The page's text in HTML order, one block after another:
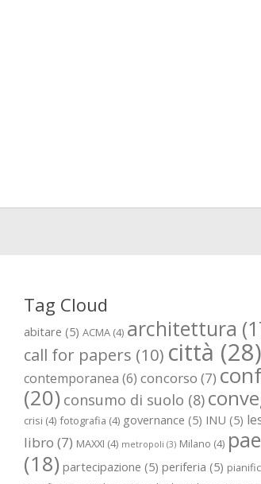
Tag Cloud
abitare (5) ACMA(4) architettura
call for papers (10) città (28)
contemporanea (6) concorso (7)
(20) consumo di suolo (8)
crisi (4) fotografia (4) governance (5) INU (5)
libro (7) MAXXI (4) metropoli (3) Milano (4)
(18) partecipazione (5) periferia (5)